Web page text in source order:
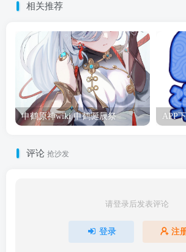
相关推荐
申鹤原神wiki 申鹤诞辰祭 APP
评论 抢沙发
请登录后发表评论
登录 注